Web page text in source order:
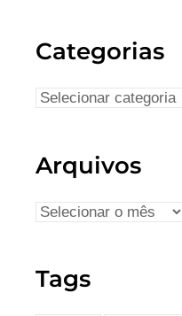
Categorias
Arquivos
Tags